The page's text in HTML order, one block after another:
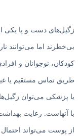
زگیل‌های دست و پا یکی
بی‌خطرند اما می‌توانند
کودکان، نوجوانان و
طریق تماس مستقیم یا
یا پزشکی می‌توان زگیل‌ها
با آنهاست. رعایت
از پوست می‌تواند احتمال